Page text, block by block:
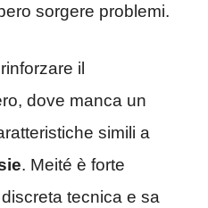
sorgere problemi.
il
dove manca un
simili a
. Meité è forte
tecnica e sa